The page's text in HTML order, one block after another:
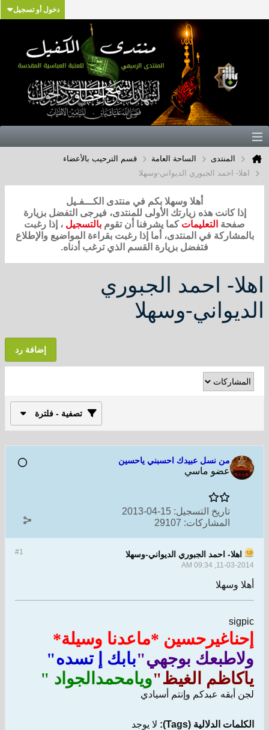
دخول أو تسجيل
المنتدى الساحة العامة
قسم الترحيب بالأعضاء
اهلا- احمد الجبوري الديواني-وسهلا
أهلا وسهلا بكم في منتدى الكـــفـيل
إذا كانت هذه زيارتك الأولى للمنتدى، فيرجى التفضل بزيارة
صفحة التعليمات كما يشرفنا أن تقوم بالتسجيل ، إذا رغبت
بالمشاركة في المنتدى، أما إذا رغبت بقراءة المواضيع والإطلاع
فتفضل بزيارة القسم الذي ترغب أدناه.
اهلا- احمد الجبوري
الديواني-وسهلا
إضافة رد
تصفية - فلترة
من نسل عبيدك احسبني ياحسين
عضو ماسي
تاريخ التسجيل: 15-04-2013
المشاركات: 29107
#1 اهلا- احمد الجبوري الديواني-وسهلا
11-03-2014, 09:34 AM
أهلا وسهلا
sigpic
إحناغيرحسين *ماعدنا وسيلة*
ولاطبعك بوجهي"بابك إ تسده"
ياكاظم الغيظ"ويامحمدالجواد "
لجن أبقه عبدكم وإنتم أسيادي
الكلمات الدلالية (Tags): لا يوجد